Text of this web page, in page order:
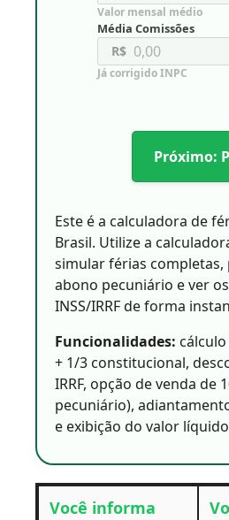
Valor mensal médio
Média Comissões
R$
Já corrigido INPC
Próximo:
Este é a calculadora de
Brasil. Utilize a
simular férias
abono pecuniário e ver
INSS/IRRF de forma
Funcionalidades:
+ 1/3 constitucional,
IRRF, opção de venda de
pecuniário),
e exibição do valor
Você informa